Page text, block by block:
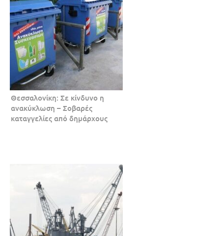
Θεσσαλονίκη: Σε κίνδυνο η
ανακύκλωση – Σοβαρές
καταγγελίες από δημάρχους